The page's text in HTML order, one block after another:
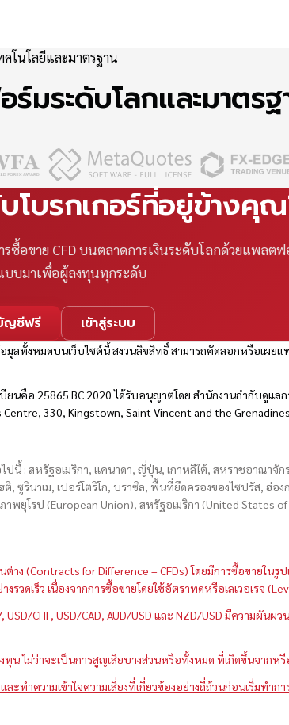
คโนโลยีและมาตรฐาน
ระดับโลกและมาตรฐ
โบรกเกอร์ที่อยู่ข้างคุ
ซื้อขาย CFD บนตลาดการเงินระดับโลกด้วยแพลตฟ
บมาเพื่อผู้ลงทุนทุกระดับ
ญชีฟรี เข้าสู่ระบบ
อมูลทั้งหมดบนเว็บไซต์นี้ สงวนลิขสิทธิ์ สามารถคัดลอกหรือเผ
นคือ 25865 BC 2020 ได้รับอนุญาตโดย สำนักงานกำกับดูแล
Centre, 330, Kingstown, Saint Vincent and the Grenadines
นี้ : สหรัฐอเมริกา, แคนาดา, ญี่ปุ่น, เกาหลีใต้, สหราชอาณาจั
, ซูรินาเม, เปอร์โตริโก, บราซิล, พื้นที่ยึดครองของไซปรัส, ฮ่อ
ยุโรป (European Union), สหรัฐอเมริกา (United States
ง (Contracts for Difference – CFDs) โดยมีการซื้อขายใ
วดเร็ว เนื่องจากการซื้อขายโดยใช้อัตราทดหรือเลเวอเรจ
CHF, USD/CAD, AUD/USD และ NZD/USD มีความผัน
ไม่ว่าจะเป็นการสูญเสียบางส่วนหรือทั้งหมด ที่เกิดขึ้นจากหรื
ทำความเข้าใจความเสี่ยงที่เกี่ยวข้องอย่างถี่ถ้วนก่อนเริ่มทำกา